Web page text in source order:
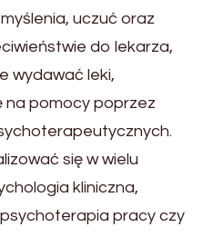
uczuć oraz
do lekarza,
wydawać leki,
na pomocy poprzez
się w wielu
kliniczna,
pracy czy